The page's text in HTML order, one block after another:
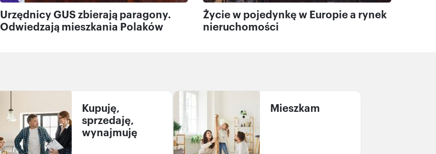
Urzędnicy GUS zbierają paragony.
Odwiedzają mieszkania Polaków
Życie w pojedynkę w Europie a rynek
nieruchomości
Kupuję,
sprzedaję,
wynajmuję
Mieszkam